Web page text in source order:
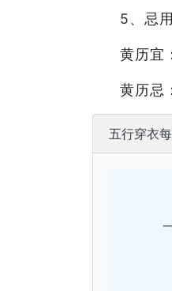
5、忌
黄历宜
黄历忌
五行穿衣